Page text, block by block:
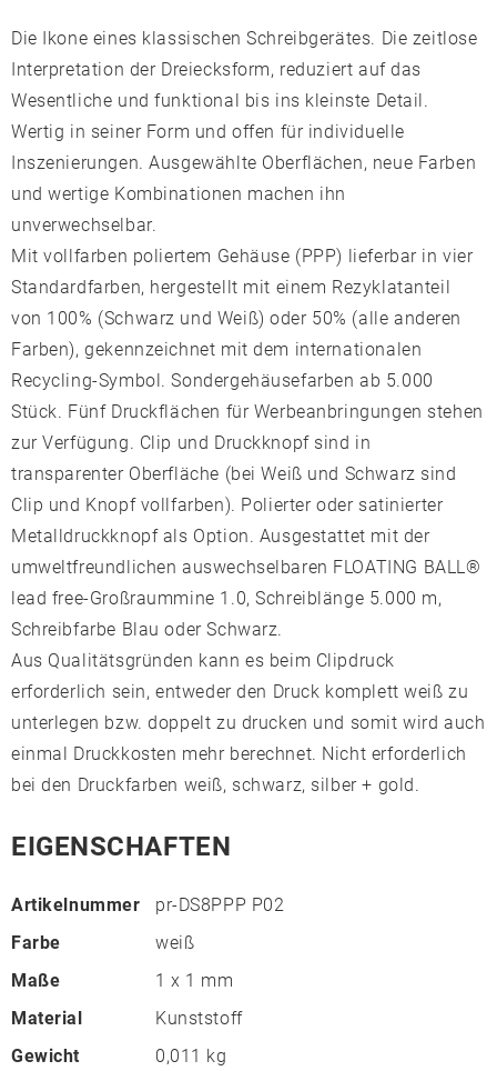
Die Ikone eines klassischen Schreibgerätes. Die zeitlose
Interpretation der Dreiecksform, reduziert auf das
Wesentliche und funktional bis ins kleinste Detail.
Wertig in seiner Form und offen für individuelle
Inszenierungen. Ausgewählte Oberflächen, neue Farben
und wertige Kombinationen machen ihn
unverwechselbar.
Mit vollfarben poliertem Gehäuse (PPP) lieferbar in vier
Standardfarben, hergestellt mit einem Rezyklatanteil
von 100% (Schwarz und Weiß) oder 50% (alle anderen
Farben), gekennzeichnet mit dem internationalen
Recycling-Symbol. Sondergehäusefarben ab 5.000
Stück. Fünf Druckflächen für Werbeanbringungen stehen
zur Verfügung. Clip und Druckknopf sind in
transparenter Oberfläche (bei Weiß und Schwarz sind
Clip und Knopf vollfarben). Polierter oder satinierter
Metalldruckknopf als Option. Ausgestattet mit der
umweltfreundlichen auswechselbaren FLOATING BALL®
lead free-Großraummine 1.0, Schreiblänge 5.000 m,
Schreibfarbe Blau oder Schwarz.
Aus Qualitätsgründen kann es beim Clipdruck
erforderlich sein, entweder den Druck komplett weiß zu
unterlegen bzw. doppelt zu drucken und somit wird auch
einmal Druckkosten mehr berechnet. Nicht erforderlich
bei den Druckfarben weiß, schwarz, silber + gold.
EIGENSCHAFTEN
Artikelnummer
pr-DS8PPP P02
Farbe
weiß
Maße
1 x 1 mm
Material
Kunststoff
Gewicht
0,011 kg